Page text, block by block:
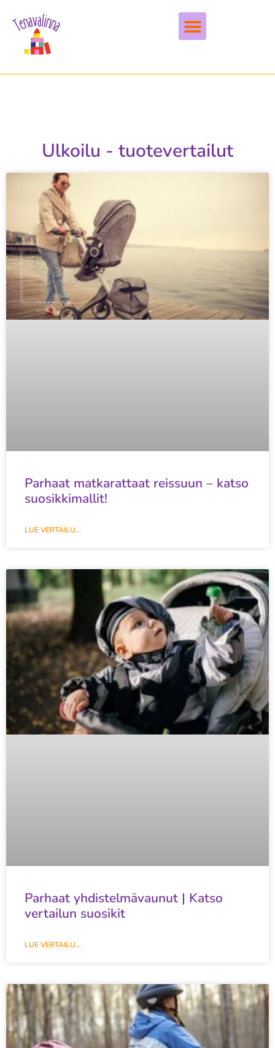
Ulkoilu - tuotevertailut
Parhaat matkarattaat reissuun – katso
suosikkimallit!
LUE VERTAILU...
Parhaat yhdistelmävaunut | Katso
vertailun suosikit
LUE VERTAILU...